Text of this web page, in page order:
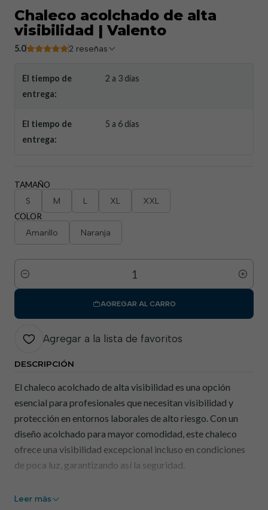
Chaleco acolchado de alta
visibilidad | Valento
5.0 2 reseñas
El tiempo de
entrega:
2 a 3 días
El tiempo de
entrega:
5 a 6 días
TAMAÑO
S M L XL XXL
COLOR
Amarillo Naranja
Cantidad
AGREGAR AL CARRO
Agregar a la lista de favoritos
DESCRIPCIÓN
El chaleco acolchado de alta visibilidad es una opción
esencial para profesionales que necesitan visibilidad y
protección en entornos laborales de alto riesgo. Con un
diseño acolchado para mayor comodidad, este chaleco
ofrece una visibilidad excepcional incluso en condiciones
de poca luz, garantizando así la seguridad.
Leer más